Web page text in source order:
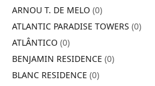
ARNOU T. DE MELO (0)
ATLANTIC PARADISE TOWERS (0)
ATLÂNTICO (0)
BENJAMIN RESIDENCE (0)
BLANC RESIDENCE (0)